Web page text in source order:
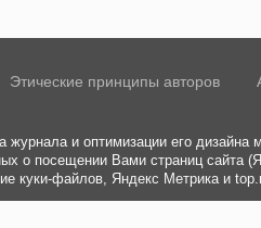
Этические принципы авторов
журнала и оптимизации его
о посещении Вами страниц
куки-файлов, Яндекс Метрика и